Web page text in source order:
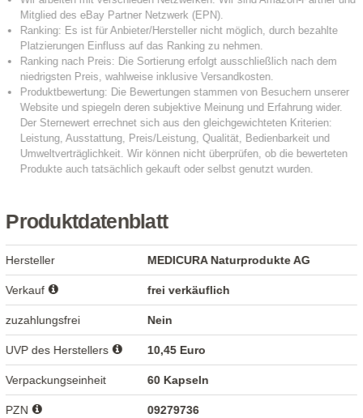
Produktdatenblatt
Hersteller MEDICURA Naturprodukte AG
Verkauf frei verkäuflich
zuzahlungsfrei Nein
UVP des Herstellers 10,45 Euro
Verpackungseinheit 60 Kapseln
PZN 09279736